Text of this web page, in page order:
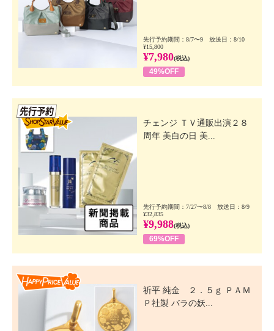
先行予約期間：8/7〜9 放送日：8/10
¥15,800
¥7,980(税込)
49%OFF
チェンジ ＴＶ通販出演２８
周年 美白の日 美...
先行予約期間：7/27〜8/8 放送日：8/9
¥32,835
¥9,988(税込)
69%OFF
祈平 純金 ２．５ｇ ＰＡＭ
Ｐ社製 バラの妖...